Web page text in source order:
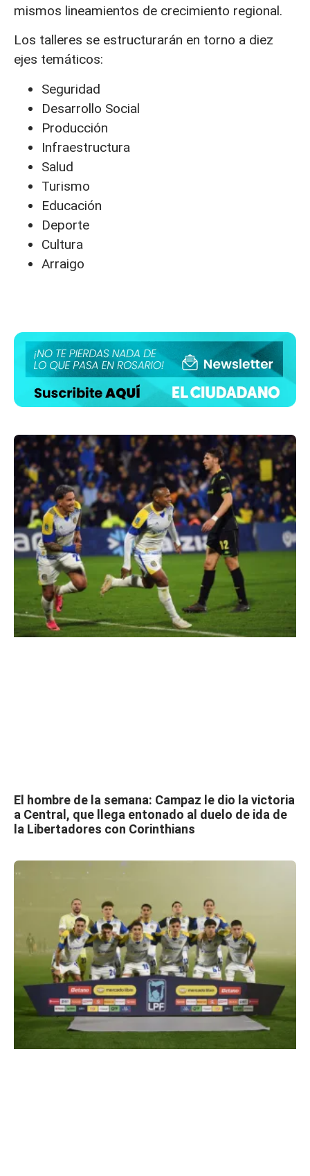
mismos lineamientos de crecimiento regional.
Los talleres se estructurarán en torno a diez
ejes temáticos:
Seguridad
Desarrollo Social
Producción
Infraestructura
Salud
Turismo
Educación
Deporte
Cultura
Arraigo
El hombre de la semana: Campaz le dio la victoria
a Central, que llega entonado al duelo de ida de
la Libertadores con Corinthians